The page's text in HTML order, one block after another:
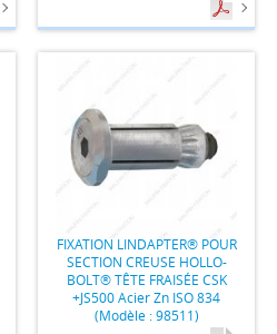
FIXATION LINDAPTER® POUR
SECTION CREUSE HOLLO-
BOLT® TÊTE FRAISÉE CSK
+JS500 Acier Zn ISO 834
(Modèle : 98511)